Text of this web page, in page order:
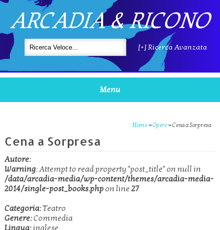
ARCADIA & RICONO
[+] Ricerca Avanzata
Menu
Home »Opere »Cena a Sorpresa
Cena a Sorpresa
Autore:
Warning: Attempt to read property "post_title" on null in
/data/arcadia-media/wp-content/themes/arcadia-media-
2014/single-post_books.phpon line 27
Categoria:Teatro
Genere:Commedia
Lingua:inglese